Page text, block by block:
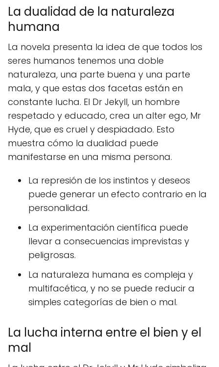
La dualidad de la naturaleza
humana
La novela presenta la idea de que todos los
seres humanos tenemos una doble
naturaleza, una parte buena y una parte
mala, y que estas dos facetas están en
constante lucha. El Dr Jekyll, un hombre
respetado y educado, crea un alter ego, Mr
Hyde, que es cruel y despiadado. Esto
muestra cómo la dualidad puede
manifestarse en una misma persona.
La represión de los instintos y deseos
puede generar un efecto contrario en la
personalidad.
La experimentación científica puede
llevar a consecuencias imprevistas y
peligrosas.
La naturaleza humana es compleja y
multifacética, y no se puede reducir a
simples categorías de bien o mal.
La lucha interna entre el bien y el
mal